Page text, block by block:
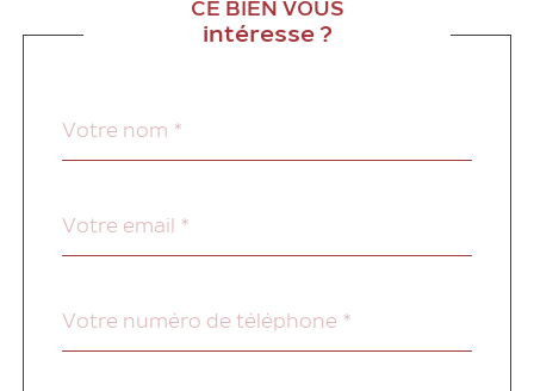
CE BIEN VOUS
intéresse ?
*
*
*